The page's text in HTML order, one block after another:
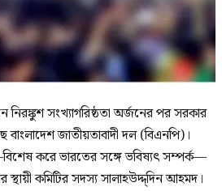
নিরঙ্কুশ সংখ্যাগরিষ্ঠতা অর্জনের পর সরকার
বাংলাদেশ জাতীয়তাবাদী দল (বিএনপি)।
করে ভারতের সঙ্গে ভবিষ্যৎ সম্পর্ক—
স্থায়ী কমিটির সদস্য সালাহউদ্দ্দিন আহমদ।